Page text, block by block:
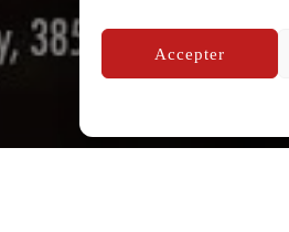
Accepter